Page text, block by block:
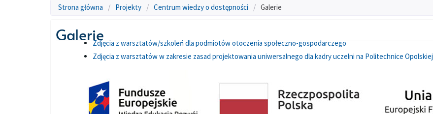
Strona główna / Projekty / Centrum wiedzy o dostępności / Galerie
GalerieZdjęcia z warsztatów/szkoleń dla podmiotów otoczenia społeczno-gospodarczego
Zdjęcia z warsztatów w zakresie zasad projektowania uniwersalnego dla kadry uczelni na Politechnice Opolskiej